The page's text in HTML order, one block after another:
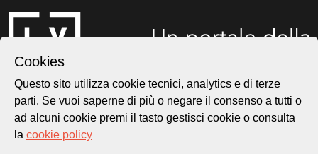
Città di Lugano
Cookies
Questo sito utilizza cookie tecnici, analytics e di terze
parti. Se vuoi saperne di più o negare il consenso a tutti o
ad alcuni cookie premi il tasto gestisci cookie o consulta
la cookie policy